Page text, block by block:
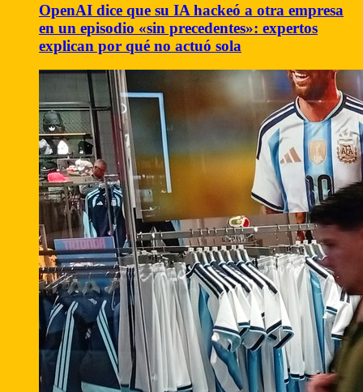
OpenAI dice que su IA hackeó a otra empresa
en un episodio «sin precedentes»: expertos
explican por qué no actuó sola